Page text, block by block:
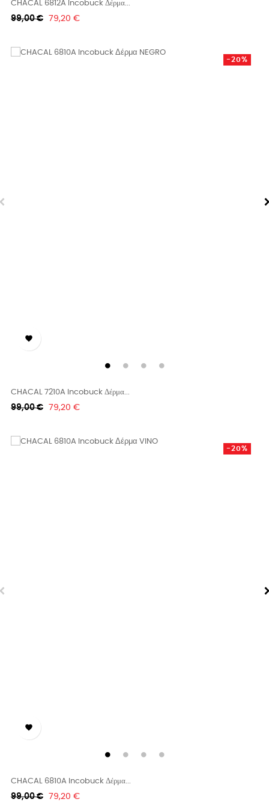
CHACAL 6812A Incobuck Δέρμα...
Κανονική
99,00 € Τιμή
79,20 €

CHACAL 7210A Incobuck Δέρμα...
Κανονική
99,00 €
-20%
Τιμή
79,20 €

CHACAL 6810A Incobuck Δέρμα...
Κανονική
99,00 €
-20%
Τιμή
79,20 €